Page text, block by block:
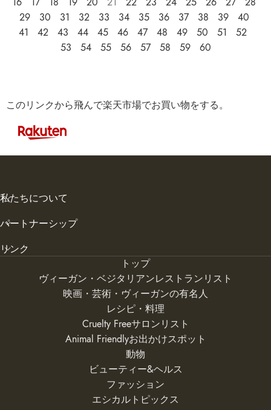
29
30 31 32 33 34 35 36 37 38 39
40
41
42 43 44 45 46 47 48 49 50 51
52
53
54 55 56 57 58 59 60
このリンクから飛んで楽天市場でお買い物をする。
私たちについて
パートナーシップ
リンク
トップ
ヴィーガン・ベジタリアンレストランリスト
映画・芸術・ヴィーガンの有名人
レシピ・料理
Cruelty Freeサロンリスト
Animal Friendlyお出かけスポット
動物
ビューティー&ヘルス
ファッション
エシカルトピックス